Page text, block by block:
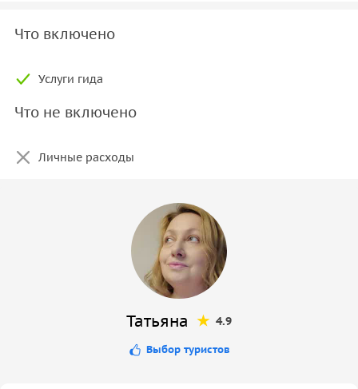
Что включено
Услуги гида
Что не включено
Личные расходы
Татьяна 4.9
Выбор туристов